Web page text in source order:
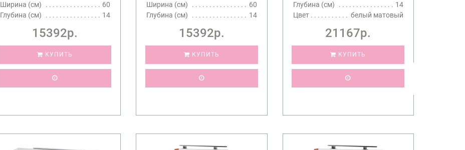
Ширина (см)
60
Глубина (см)
14
15392р.
КУПИТЬ
Ширина (см)
60
Глубина (см)
14
15392р.
КУПИТЬ
Глубина (см)
14
Цвет
белый матовый
21167р.
КУПИТЬ